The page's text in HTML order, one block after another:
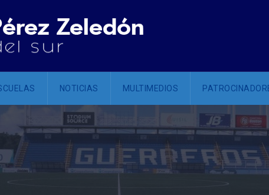
NOTICIAS MULTIMEDIOS